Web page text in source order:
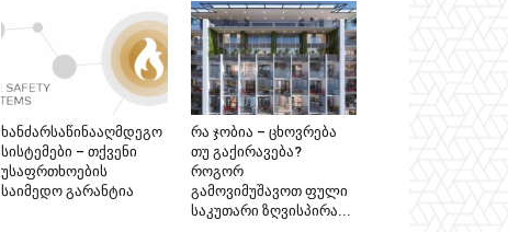
ხანძარსაწინააღმდეგო
სისტემები – თქვენი
უსაფრთხოების
საიმედო გარანტია
რა ჯობია – ცხოვრება
თუ გაქირავება?
როგორ
გამოვიმუშავოთ ფული
საკუთარი ზღვისპირა...